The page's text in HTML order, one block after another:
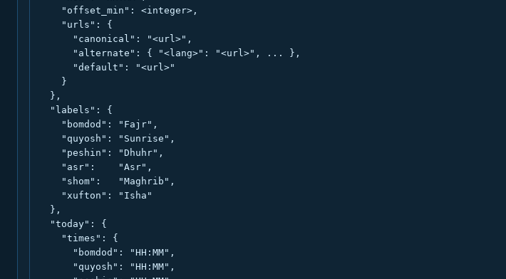
    "offset_min": <integer>,
    "urls": {
      "canonical": "<url>",
      "alternate": { "<lang>": "<url>", ... },
      "default": "<url>"
    }
  },
  "labels": {
    "bomdod": "Fajr",
    "quyosh": "Sunrise",
    "peshin": "Dhuhr",
    "asr":    "Asr",
    "shom":   "Maghrib",
    "xufton": "Isha"
  },
  "today": {
    "times": {
      "bomdod": "HH:MM",
      "quyosh": "HH:MM",